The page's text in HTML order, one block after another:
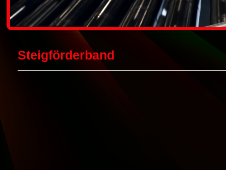
Steigförderband